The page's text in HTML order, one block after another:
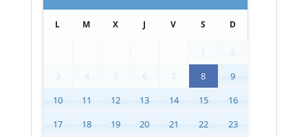
L M X J V S D
1
2
3
4 5 6 7 8
9
10
11 12 13 14 15
16
17
18 19 20 21 22
23